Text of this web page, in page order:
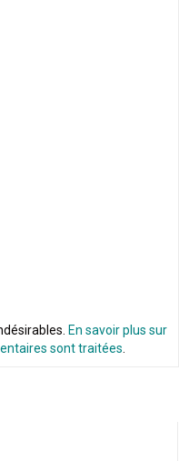
En savoir plus sur
sont traitées.